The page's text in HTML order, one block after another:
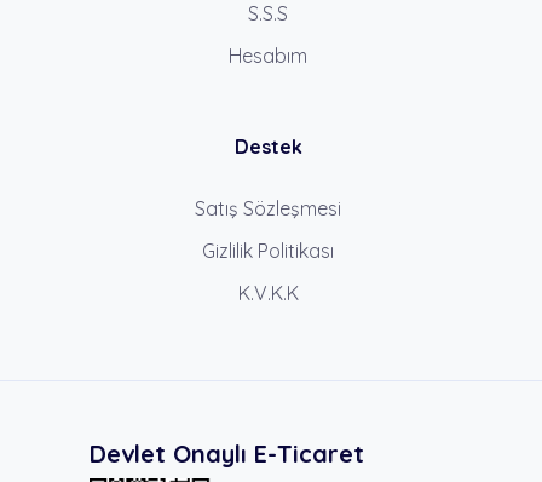
S.S.S
Hesabım
Destek
Satış Sözleşmesi
Gizlilik Politikası
K.V.K.K
Devlet Onaylı E-Ticaret